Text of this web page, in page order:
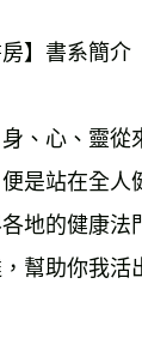
】書系簡介
心、靈從
是站在全人
地的健康法
幫助你我活